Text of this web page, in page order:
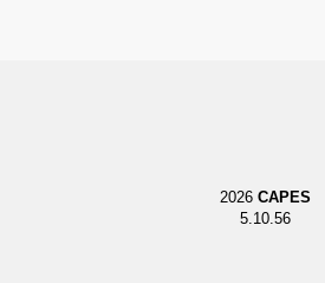
2026 CAPES
5.10.56